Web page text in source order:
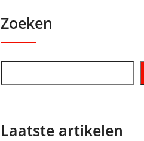
Zoeken
Laatste artikelen